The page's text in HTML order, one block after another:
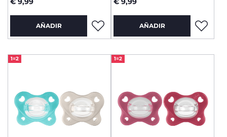
AÑADIR AÑADIR
1=2 1=2